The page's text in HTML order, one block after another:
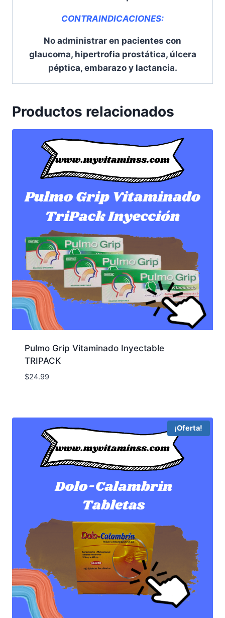
CONTRAINDICACIONES:
No administrar en pacientes con
glaucoma, hipertrofia prostática, úlcera
péptica, embarazo y lactancia.
Productos relacionados
Pulmo Grip Vitaminado Inyectable
TRIPACK
$24.99
¡Oferta!